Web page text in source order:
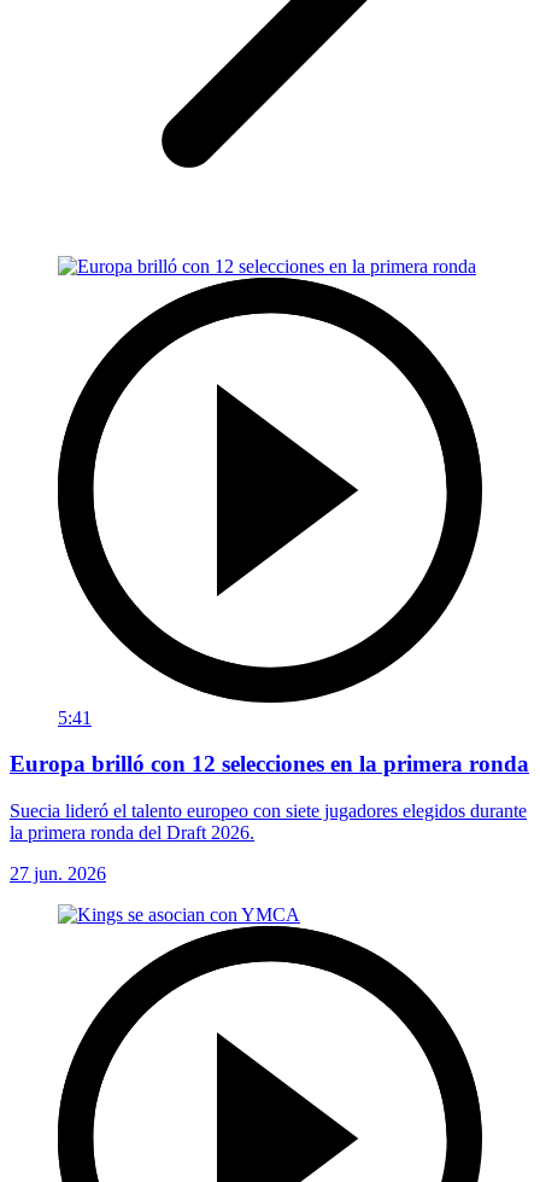
5:41
Europa brilló con 12 selecciones en la primera ronda
Suecia lideró el talento europeo con siete jugadores elegidos durante
la primera ronda del Draft 2026.
27 jun. 2026